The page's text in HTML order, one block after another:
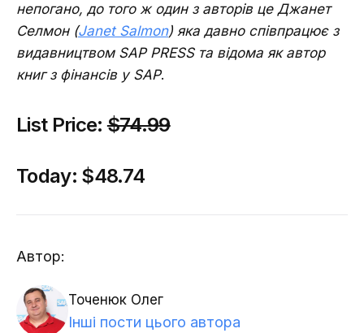
непогано, до того ж один з авторів це Джанет
Селмон (Janet Salmon) яка давно співпрацює з
видавництвом SAP PRESS та відома як автор
книг з фінансів у SAP.
List Price:$74.99
Today: $48.74
Автор:
Точенюк Олег
Інші пости цього автора